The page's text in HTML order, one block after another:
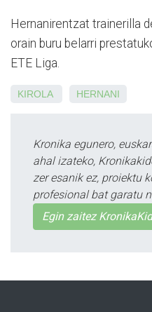
Hernanirentzat trainerilla
orain buru belarri
ETE Liga.
KIROLA HERNANI
Kronika egunero,
ahal izateko,
zer esanik ez, proiektu
profesional bat garatu
Egin zaitez